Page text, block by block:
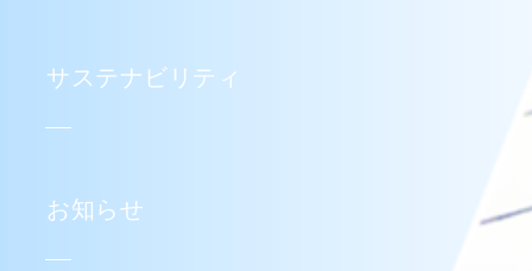
サステナビリティ
お知らせ